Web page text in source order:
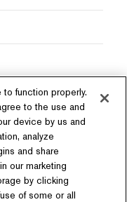
ア
function properly.
to the use and
device by us and
analyze
and share
our marketing
by clicking
of some or all